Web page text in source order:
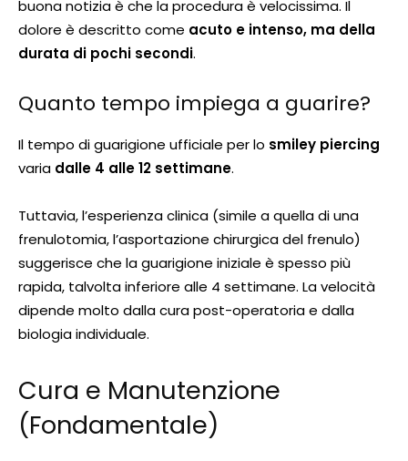
buona notizia è che la procedura è velocissima. Il
dolore è descritto come acuto e intenso, ma della
durata di pochi secondi.
Quanto tempo impiega a guarire?
Il tempo di guarigione ufficiale per lo smiley piercing
varia dalle 4 alle 12 settimane.
Tuttavia, l’esperienza clinica (simile a quella di una
frenulotomia, l’asportazione chirurgica del frenulo)
suggerisce che la guarigione iniziale è spesso più
rapida, talvolta inferiore alle 4 settimane. La velocità
dipende molto dalla cura post-operatoria e dalla
biologia individuale.
Cura e Manutenzione
(Fondamentale)